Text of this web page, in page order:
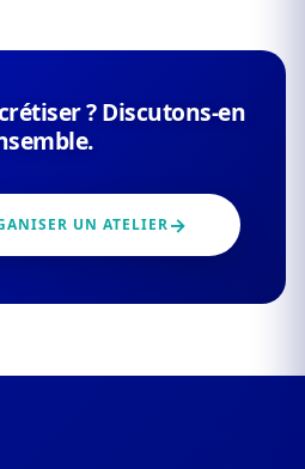
? Discutons-en
UN ATELIER